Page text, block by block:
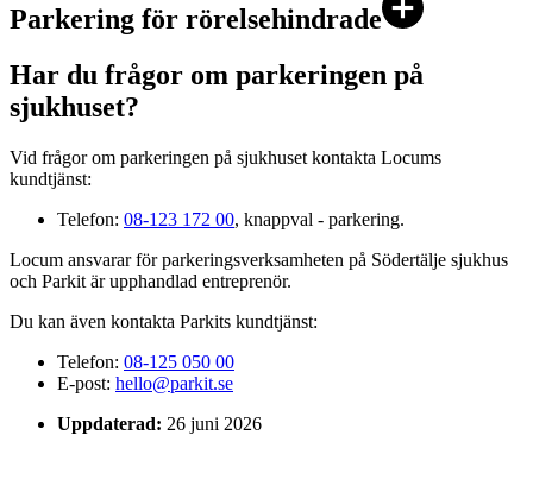
Parkering för rörelsehindrade
Har du frågor om parkeringen på
sjukhuset?
Vid frågor om parkeringen på sjukhuset kontakta Locums
kundtjänst:
Telefon: 08-123 172 00, knappval - parkering.
Locum ansvarar för parkeringsverksamheten på Södertälje sjukhus
och Parkit är upphandlad entreprenör.
Du kan även kontakta Parkits kundtjänst:
Telefon: 08-125 050 00
E-post: hello@parkit.se
Uppdaterad: 26 juni 2026